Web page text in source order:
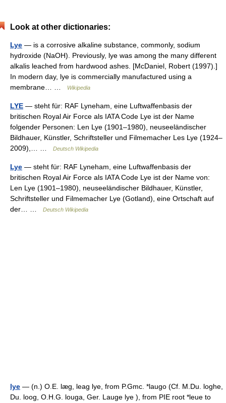
Look at other dictionaries:
Lye — is a corrosive alkaline substance, commonly, sodium
hydroxide (NaOH). Previously, lye was among the many different
alkalis leached from hardwood ashes. [McDaniel, Robert (1997).]
In modern day, lye is commercially manufactured using a
membrane… …
Wikipedia
LYE — steht für: RAF Lyneham, eine Luftwaffenbasis der
britischen Royal Air Force als IATA Code Lye ist der Name
folgender Personen: Len Lye (1901–1980), neuseeländischer
Bildhauer, Künstler, Schriftsteller und Filmemacher Les Lye (1924–
2009),… …
Deutsch Wikipedia
Lye — steht für: RAF Lyneham, eine Luftwaffenbasis der
britischen Royal Air Force als IATA Code Lye ist der Name von:
Len Lye (1901–1980), neuseeländischer Bildhauer, Künstler,
Schriftsteller und Filmemacher Lye (Gotland), eine Ortschaft auf
der… …
Deutsch Wikipedia
lye — (n.) O.E. læg, leag lye, from P.Gmc. *laugo (Cf. M.Du. loghe,
Du. loog, O.H.G. louga, Ger. Lauge lye ), from PIE root *leue to